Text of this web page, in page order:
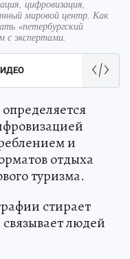
цифровизация,
мировой центр. Как
«петербургский
с экспертами.
и
отдыха
туризма.
стирает
людей